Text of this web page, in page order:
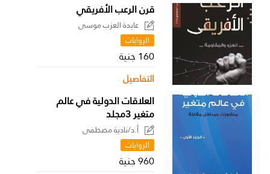
قرن الرعب الأفريقي
عايدة العزب موسى
الروايات
160 جنية
التفاصيل
العلاقات الدولية في عالم
متغير 3مجلد
أ.د/نادية مصطفى
الروايات
960 جنية